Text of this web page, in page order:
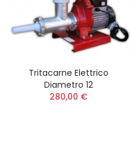
Tritacarne Elettrico
Diametro 12
280,00 €